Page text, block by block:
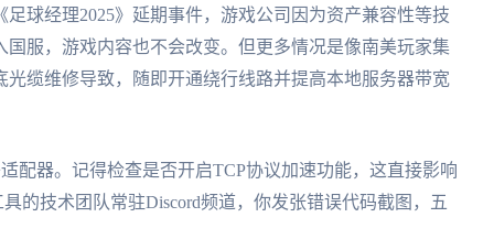
球经理2025》延期事件，游戏公司因为资产兼容性等技
服，游戏内容也不会改变。但更多情况是像南美玩家集
缆维修导致，随即开通绕行线路并提高本地服务器带宽
配器。记得检查是否开启TCP协议加速功能，这直接影响
的技术团队常驻Discord频道，你发张错误代码截图，五